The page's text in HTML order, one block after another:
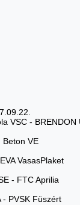
VSC - BRENDON
Beton VE
VasasPlaket
- FTC Aprilia
- PVSK Füszért